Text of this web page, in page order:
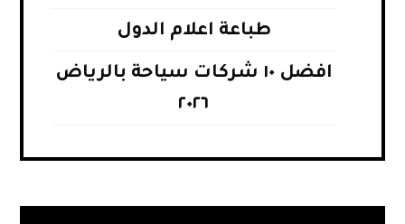
طباعة اعلام الدول
افضل ١٠ شركات سياحة بالرياض
٢٠٢٦